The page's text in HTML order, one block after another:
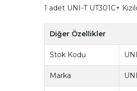
1 adet UNI-T UT301C+
Diğer Özellikler
Stok Kodu
Marka